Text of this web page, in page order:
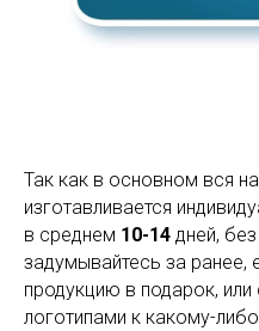
Так как в основном вся
изготавливается
в среднем 10-14 дней,
задумывайтесь за ранее,
продукцию в подарок,
логотипами к какому-